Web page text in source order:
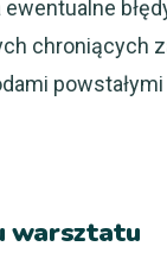
chroniących
warsztatu